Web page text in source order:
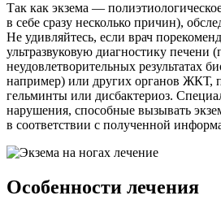
Так как экзема —
в себе сразу несколько причин),
Не удивляйтесь, если врач
ультразвуковую диагностику печени
неудовлетворительных результатах
например) или других органов ЖКТ,
гельминты или дисбактериоз.
нарушения, способные вызывать
в соответствии с полученной
Особенности лечения